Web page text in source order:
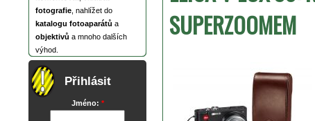
fotografie , nahlížet do
katalogu fotoaparátů a
objektivů a mnoho dalších
výhod.
Přihlásit
Jméno: *
SUPERZOOMEM